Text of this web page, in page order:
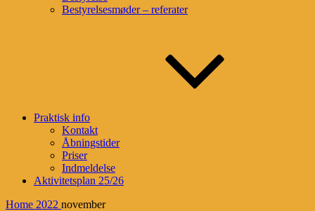
Bestyrelsesmøder – referater
Praktisk info
Kontakt
Åbningstider
Priser
Indmeldelse
Aktivitetsplan 25/26
Home 2022 november